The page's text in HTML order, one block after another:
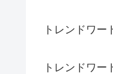
トレンドワー
トレンドワー